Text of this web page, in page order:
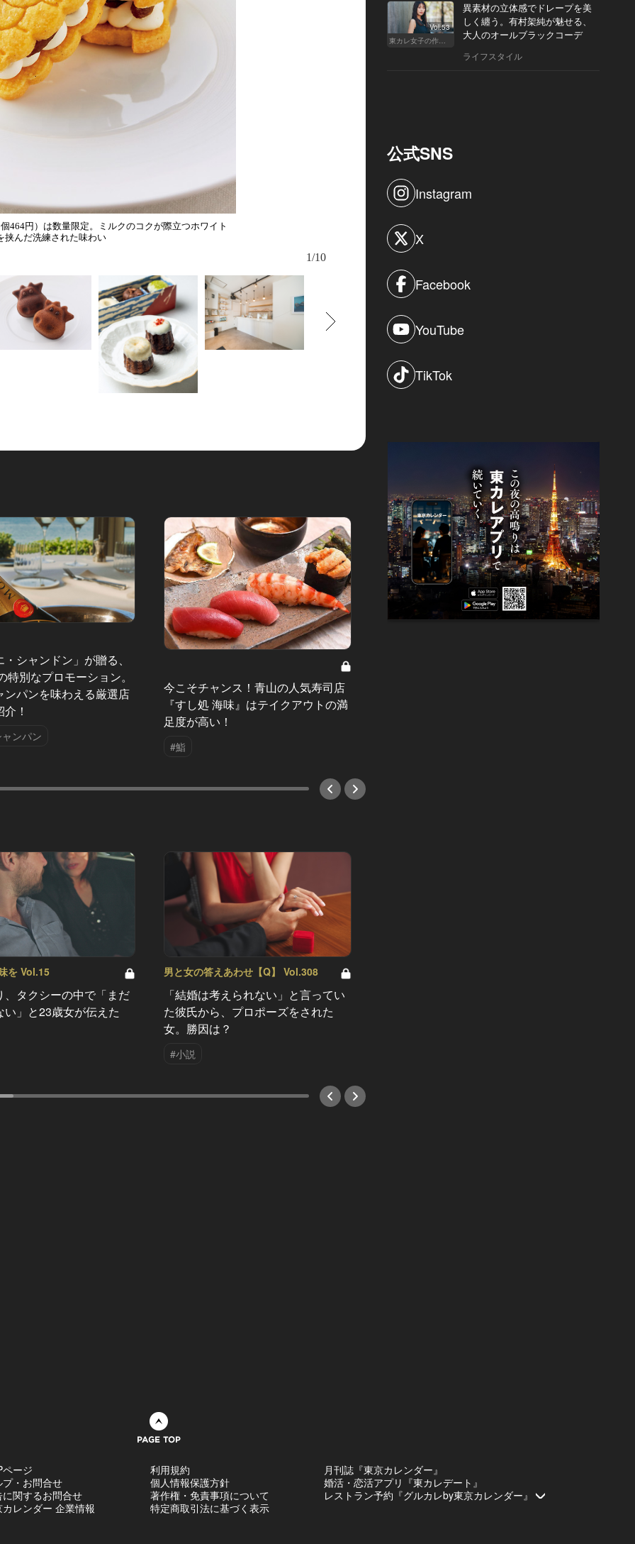
464円）は数量限定。ミルクのコクが際立つホワイト
挟んだ洗練された味わい
1/10
シャンドン」が贈る、
特別なプロモーション。
ンパンを味わえる厳選店
！
ンパン
今こそチャンス！青山の人気寿司店
『すし処 海味』はテイクアウトの満
足度が高い！
#鮨
を Vol.15
、タクシーの中で「まだ
い」と23歳女が伝えた
男と女の答えあわせ【Q】 Vol.308
「結婚は考えられない」と言ってい
た彼氏から、プロポーズをされた
女。勝因は？
#小説
Vol.53
東カレ女子の作り方
異素材の立体感でドレープを美
しく纏う。有村架純が魅せる、
大人のオールブラックコーデ
ライフスタイル
公式SNS
Instagram
X
Facebook
YouTube
TikTok
ページ
プ・お問合せ
に関するお問合せ
カレンダー 企業情報
利用規約
個人情報保護方針
著作権・免責事項について
特定商取引法に基づく表示
月刊誌『東京カレンダー』
婚活・恋活アプリ『東カレデート』
レストラン予約『グルカレby東京カレンダー』